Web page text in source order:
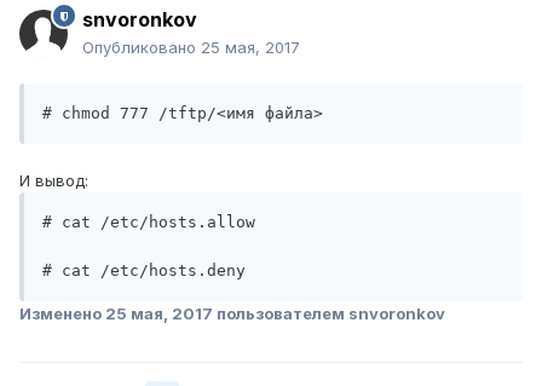
snvoronkov
Опубликовано 25 мая, 2017
# chmod 777 /tftp/<имя файла>
И вывод:
# cat /etc/hosts.allow
Изменено 25 мая, 2017 пользователем snvoronkov